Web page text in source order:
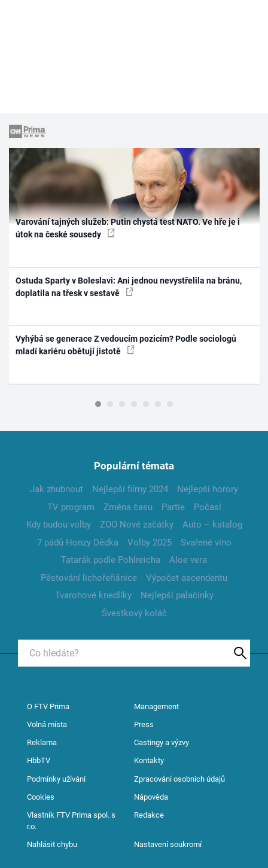
Varování tajných služeb: Putin chystá test NATO. Ve hře je i
útok na české sousedy
Ostuda Sparty v Boleslavi: Ani jednou nevystřelila na bránu,
doplatila na třesk v sestavě
Vyhýbá se generace Z vedoucím pozicím? Podle sociologů
mladí kariéru obětují jistotě
Populární témata
Jak zhubnout Nejlepší filmy 2024
Nejlepší horory
TV program
Změna času Partie
Počasí
Kdy budou volby
ZOO Nové začátky
Auto – katalog
7 pádů Honzy Dědka
Volby 2025
Svařené víno
Tatarák podle Pohlreicha
Aloe vera
Pěstování lichořeřišnice
Výpočet ascendentu
Tvarohové knedlíky
Nejlepší palačinky
Švestkový koláč
O FTV Prima Management
Volná místa Press
Reklama Castingy a výzvy
HbbTV Kontakty
Podmínky užívání Zpracování osobních údajů
Cookies Nápověda
Vlastník FTV Prima spol. s
r.o.
Redakce
Nahlásit chybu Nastavení soukromí